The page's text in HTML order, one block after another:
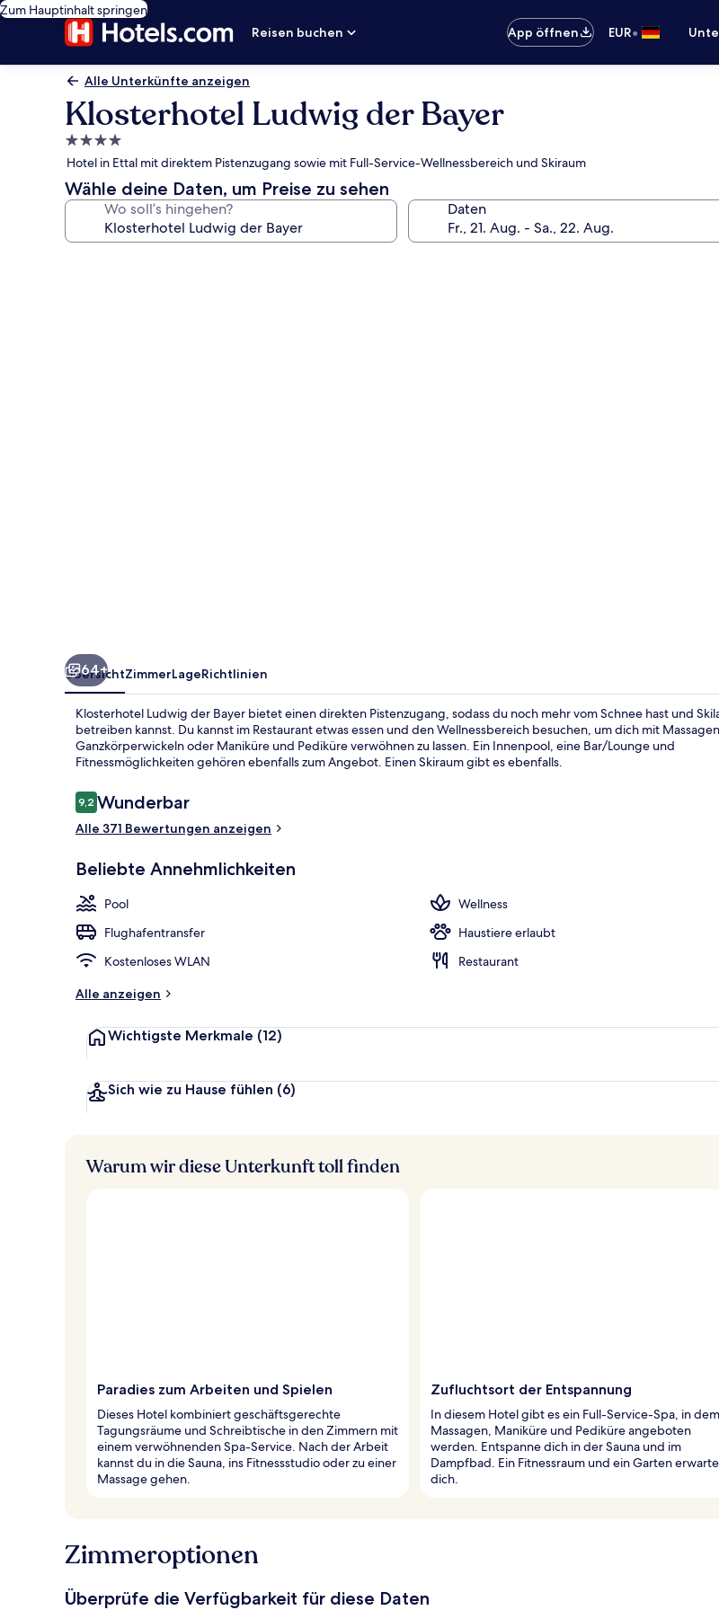
Zum Hauptinhalt springen
Reisen buchen
App öffnen EUR•
Alle Unterkünfte anzeigen
Klosterhotel Ludwig der Bayer
4.0-
Sterne-
Unterkunft
Hotel in Ettal mit direktem Pistenzugang sowie mit Full-Service-Wellnessbereich und Skiraum
Wähle deine Daten, um Preise zu sehen
Wo soll’s hingehen? Daten
64+
ÜbersichtZimmerLageRichtlinien
Klosterhotel Ludwig der Bayer bietet einen direkten Pistenzugang, sodass du noch mehr vom Schnee hast und
betreiben kannst. Du kannst im Restaurant etwas essen und den Wellnessbereich besuchen, um dich mit
Ganzkörperwickeln oder Maniküre und Pediküre verwöhnen zu lassen. Ein Innenpool, eine Bar/Lounge und
Fitnessmöglichkeiten gehören ebenfalls zum Angebot. Einen Skiraum gibt es ebenfalls.
Bewertungen
9,29,2 von 10.
Wunderbar
Alle 371 Bewertungen anzeigen
Beliebte Annehmlichkeiten
Pool
Wellness
Flughafentransfer
Haustiere erlaubt
Kostenloses WLAN
Restaurant
Alle anzeigen
Wichtigste Merkmale (12)
Sich wie zu Hause fühlen (6)
Warum wir diese Unterkunft toll finden
Paradies zum Arbeiten und Spielen
Dieses Hotel kombiniert geschäftsgerechte
Tagungsräume und Schreibtische in den Zimmern mit
einem verwöhnenden Spa-Service. Nach der Arbeit
kannst du in die Sauna, ins Fitnessstudio oder zu einer
Massage gehen.
Zufluchtsort der Entspannung
In diesem Hotel gibt es ein Full-Service-Spa, in dem
Massagen, Maniküre und Pediküre angeboten
werden. Entspanne dich in der Sauna und im
Dampfbad. Ein Fitnessraum und ein Garten
dich.
Zimmeroptionen
Überprüfe die Verfügbarkeit für diese Daten